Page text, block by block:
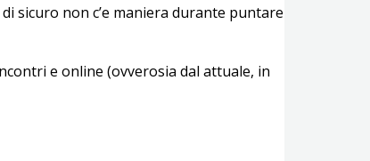
sicuro non c’e maniera durante puntare
e online (ovverosia dal attuale, in